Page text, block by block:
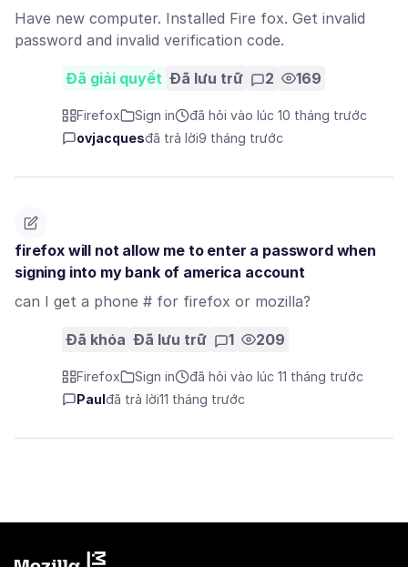
Have new computer. Installed Fire fox. Get invalid
password and invalid verification code.
Đã giải quyết Đã lưu trữ 2 169
Firefox Sign in
đã hỏi vào lúc 10 tháng trước
ovjacquesđã trả lời9 tháng trước
firefox will not allow me to enter a password when
signing into my bank of america account
can I get a phone # for firefox or mozilla?
Đã khóa Đã lưu trữ 1 209
Firefox Sign in
đã hỏi vào lúc 11 tháng trước
Paul đã trả lời11 tháng trước